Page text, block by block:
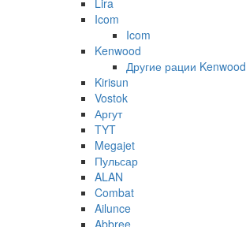
Icom
Icom
Kenwood
Другие рации Kenwood
Kirisun
Vostok
Аргут
TYT
Megajet
Пульсар
ALAN
Combat
Ailunce
Abbree